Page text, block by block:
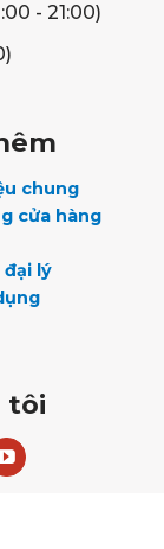
- 21:00)
chung
cửa hàng
đại lý
tôi